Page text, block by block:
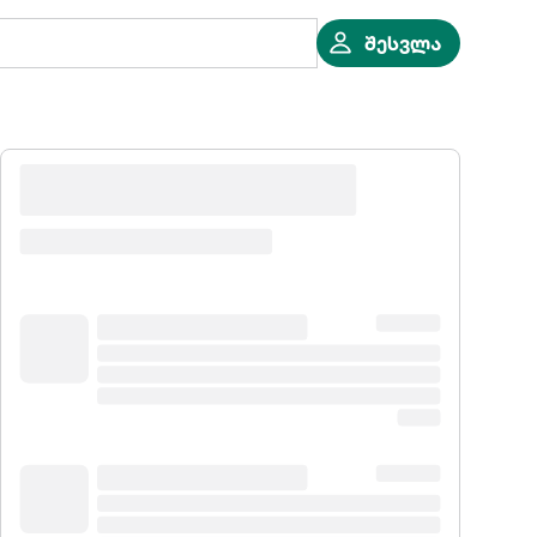
შესვლა